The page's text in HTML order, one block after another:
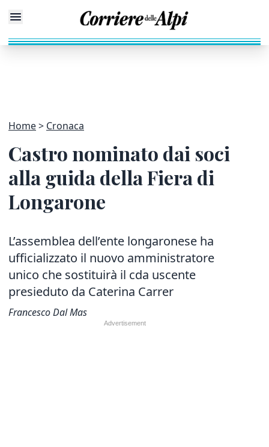
Home Cronaca
Castro nominato dai soci
alla guida della Fiera di
Longarone
L’assemblea dell’ente longaronese ha
ufficializzato il nuovo amministratore
unico che sostituirà il cda uscente
presieduto da Caterina Carrer
Francesco Dal Mas